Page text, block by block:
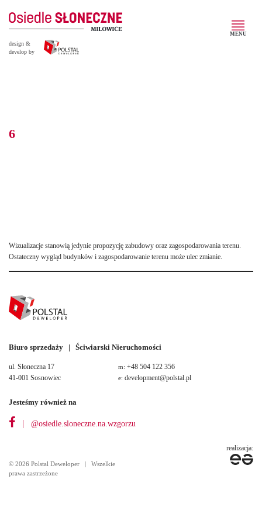
design &
develop by
MENU
6
Wizualizacje stanowią jedynie propozycję zabudowy oraz zagospodarowania terenu.
Ostateczny wygląd budynków i zagospodarowanie terenu może ulec zmianie.
Biuro sprzedaży | Ściwiarski Nieruchomości
ul. Słoneczna 17
41-001 Sosnowiec
m: +48 504 122 356
e: development@polstal.pl
Jesteśmy również na
@osiedle.sloneczne.na.wzgorzu
© 2026 Polstal Deweloper | Wszelkie
prawa zastrzeżone
realizacja: